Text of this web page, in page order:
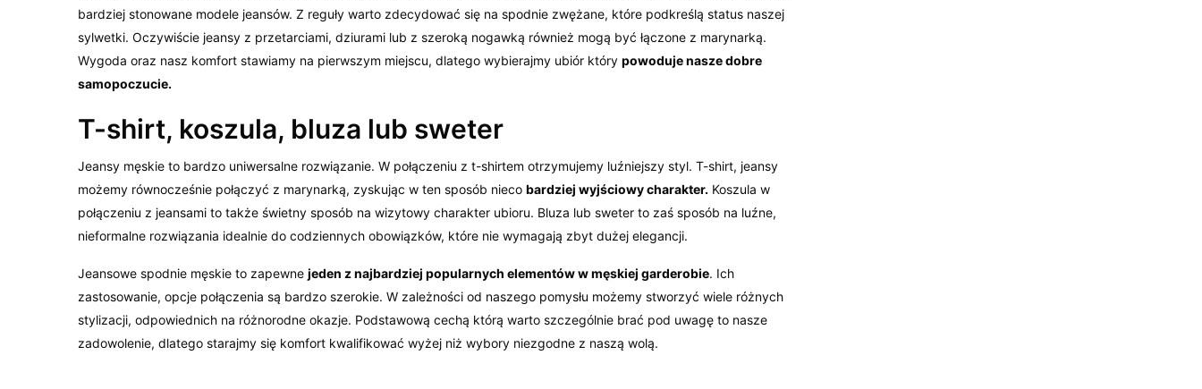
bardziej stonowane modele jeansów. Z reguły warto zdecydować się na spodnie zwężane, które podkreślą status naszej
sylwetki. Oczywiście jeansy z przetarciami, dziurami lub z szeroką nogawką również mogą być łączone z marynarką.
Wygoda oraz nasz komfort stawiamy na pierwszym miejscu, dlatego wybierajmy ubiór którypowoduje nasze dobre
samopoczucie.
T-shirt, koszula, bluza lub sweter
Jeansy męskie to bardzo uniwersalne rozwiązanie. W połączeniu z t-shirtem otrzymujemy luźniejszy styl. T-shirt, jeansy
możemy równocześnie połączyć z marynarką, zyskując w ten sposób niecobardziej wyjściowy charakter. Koszula w
połączeniu z jeansami to także świetny sposób na wizytowy charakter ubioru. Bluza lub sweter to zaś sposób na luźne,
nieformalne rozwiązania idealnie do codziennych obowiązków, które nie wymagają zbyt dużej elegancji.
Jeansowe spodnie męskie to zapewnejeden z najbardziej popularnych elementów w męskiej garderobie. Ich
zastosowanie, opcje połączenia są bardzo szerokie. W zależności od naszego pomysłu możemy stworzyć wiele różnych
stylizacji, odpowiednich na różnorodne okazje. Podstawową cechą którą warto szczególnie brać pod uwagę to nasze
zadowolenie, dlatego starajmy się komfort kwalifikować wyżej niż wybory niezgodne z naszą wolą.